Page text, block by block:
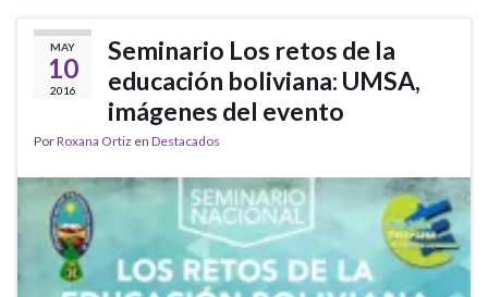
MAY
10
2016
Seminario Los retos de la
educación boliviana: UMSA,
imágenes del evento
PorRoxana Ortiz en Destacados